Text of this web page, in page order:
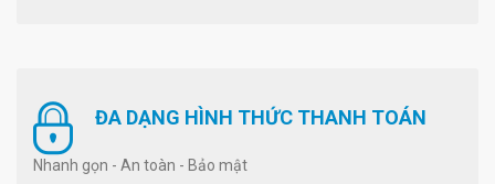
ĐA DẠNG HÌNH THỨC THANH TOÁN
Nhanh gọn - An toàn - Bảo mật